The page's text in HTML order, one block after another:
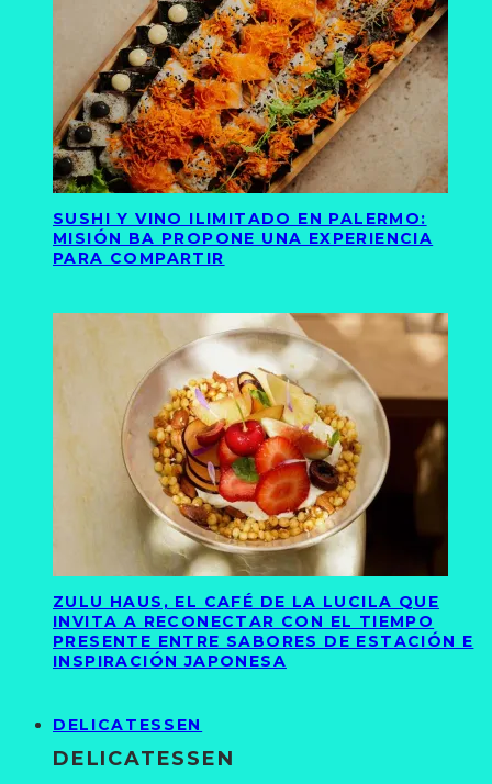
SUSHI Y VINO ILIMITADO EN PALERMO:
MISIÓN BA PROPONE UNA EXPERIENCIA
PARA COMPARTIR
ZULU HAUS, EL CAFÉ DE LA LUCILA QUE
INVITA A RECONECTAR CON EL TIEMPO
PRESENTE ENTRE SABORES DE ESTACIÓN E
INSPIRACIÓN JAPONESA
DELICATESSEN
DELICATESSEN